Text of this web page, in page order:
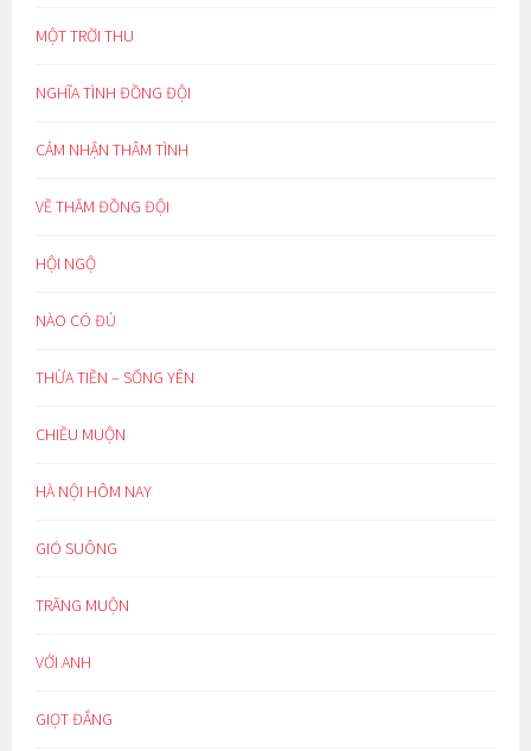
MỘT TRỜI THU
NGHĨA TÌNH ĐỒNG ĐỘI
CẢM NHẬN THÂM TÌNH
VỀ THĂM ĐỒNG ĐỘI
HỘI NGỘ
NÀO CÓ ĐỦ
THỪA TIỀN – SỐNG YÊN
CHIỀU MUỘN
HÀ NỘI HÔM NAY
GIÓ SUÔNG
TRĂNG MUỘN
VỚI ANH
GIỌT ĐẮNG